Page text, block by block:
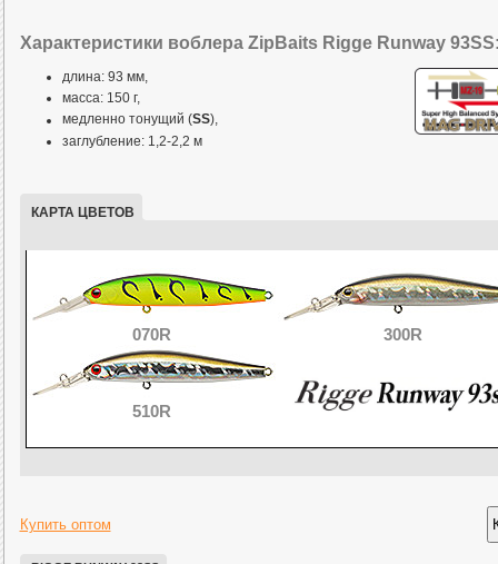
Характеристики воблера ZipBaits Rigge Runway
длина: 93 мм,
масса: 150 г,
медленно тонущий (SS),
заглубление: 1,2-2,2 м
КАРТА ЦВЕТОВ
070R 300R
510R
Купить оптом